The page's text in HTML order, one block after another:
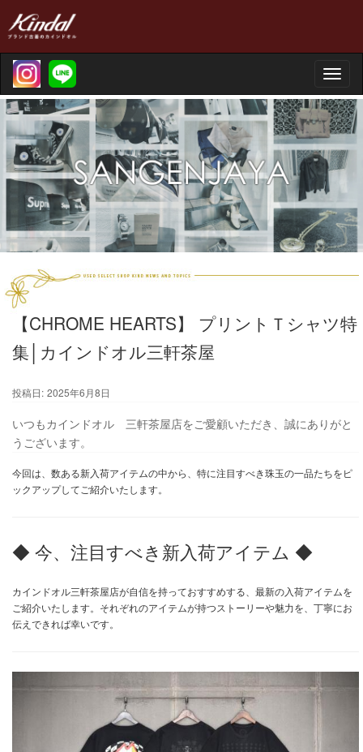
Toggle
【CHROME HEARTS】 プリントＴシャツ特
集│カインドオル三軒茶屋
投稿日: 2025年6月8日
いつもカインドオル 三軒茶屋店をご愛顧いただき、誠にありがと
うございます。
今回は、数ある新入荷アイテムの中から、特に注目すべき珠玉の一品たちをピ
ックアップしてご紹介いたします。
◆ 今、注目すべき新入荷アイテム ◆
カインドオル三軒茶屋店が自信を持っておすすめする、最新の入荷アイテムを
ご紹介いたします。それぞれのアイテムが持つストーリーや魅力を、丁寧にお
伝えできれば幸いです。